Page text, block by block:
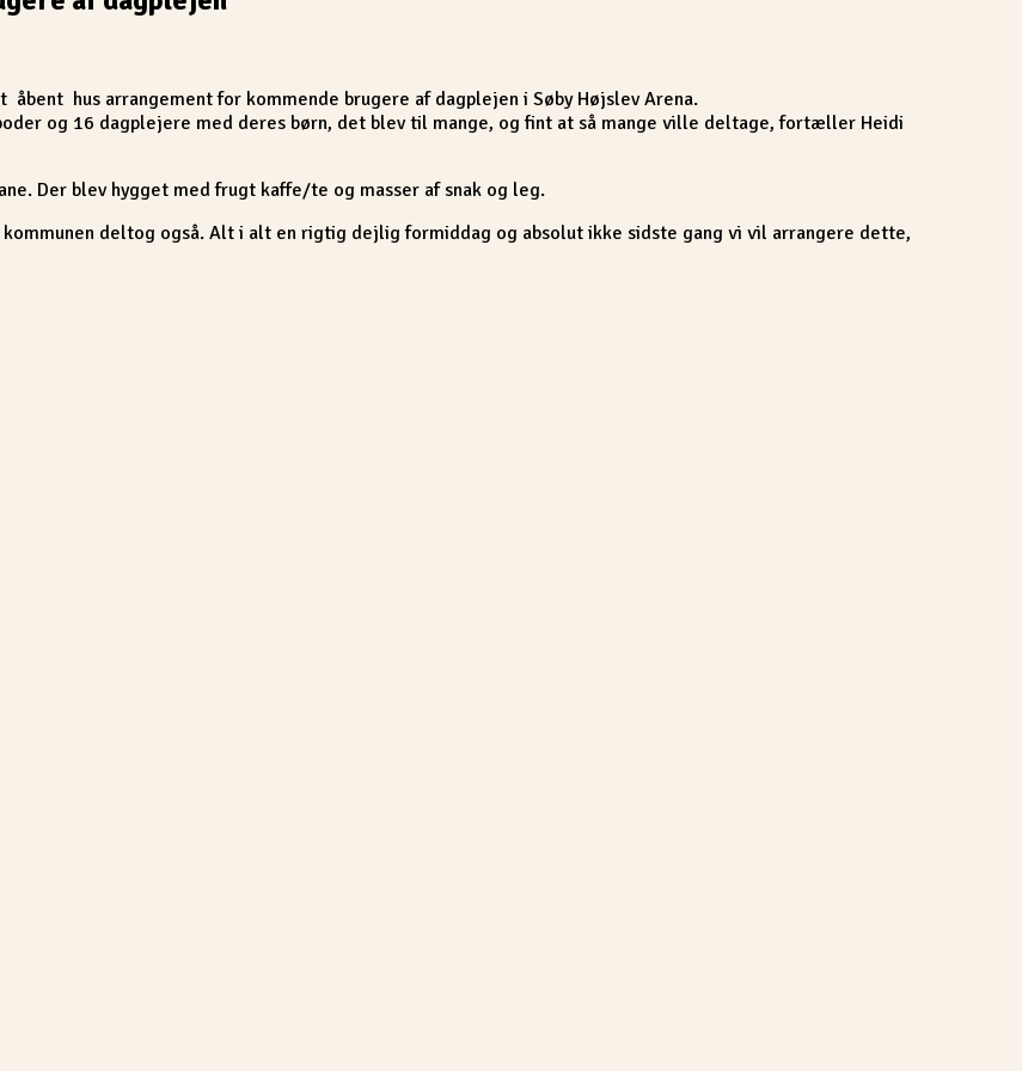
åbent hus arrangement for kommende brugere af dagplejen i Søby Højslev Arena.
og 16 dagplejere med deres børn, det blev til mange, og fint at så mange ville deltage, fortæller Heidi
Der blev hygget med frugt kaffe/te og masser af snak og leg.
deltog også. Alt i alt en rigtig dejlig formiddag og absolut ikke sidste gang vi vil arrangere dette,